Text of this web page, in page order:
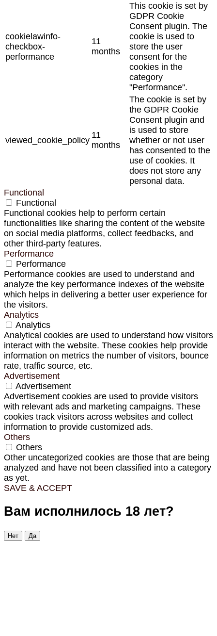
cookielawinfo-
checkbox-
performance
11
months
This cookie is set by
GDPR Cookie
Consent plugin. The
cookie is used to
store the user
consent for the
cookies in the
category
"Performance".
viewed_cookie_policy
11
months
The cookie is set by
the GDPR Cookie
Consent plugin and
is used to store
whether or not user
has consented to the
use of cookies. It
does not store any
personal data.
Functional
Functional
Functional cookies help to perform certain
functionalities like sharing the content of the website
on social media platforms, collect feedbacks, and
other third-party features.
Performance
Performance
Performance cookies are used to understand and
analyze the key performance indexes of the website
which helps in delivering a better user experience for
the visitors.
Analytics
Analytics
Analytical cookies are used to understand how visitors
interact with the website. These cookies help provide
information on metrics the number of visitors, bounce
rate, traffic source, etc.
Advertisement
Advertisement
Advertisement cookies are used to provide visitors
with relevant ads and marketing campaigns. These
cookies track visitors across websites and collect
information to provide customized ads.
Others
Others
Other uncategorized cookies are those that are being
analyzed and have not been classified into a category
as yet.
SAVE & ACCEPT
Вам исполнилось 18 лет?
Нет Да